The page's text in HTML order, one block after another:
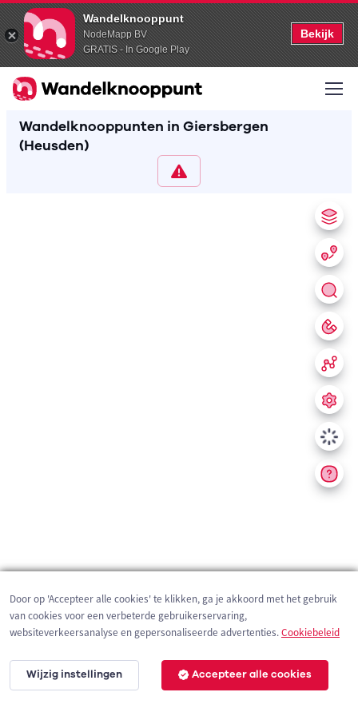
Wandelknooppunt
NodeMapp BV
GRATIS - In Google Play
Bekijk
Wandelknooppunten in Giersbergen
(Heusden)
200 m
Door op 'Accepteer alle cookies' te klikken, ga je akkoord met het gebruik
van cookies voor een verbeterde gebruikerservaring,
websiteverkeersanalyse en gepersonaliseerde advertenties.Cookiebeleid
Wijzig instellingen Accepteer alle cookies